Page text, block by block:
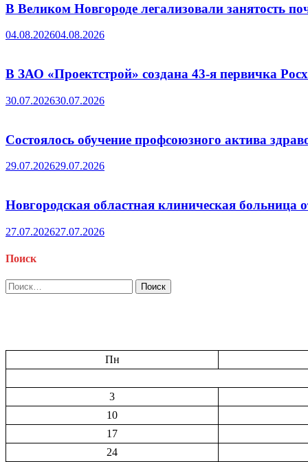
В Великом Новгороде легализовали занятость
04.08.202604.08.2026
В ЗАО «Проектстрой» создана 43-я первичка
30.07.202630.07.2026
Состоялось обучение профсоюзного актива
29.07.202629.07.2026
Новгородская областная клиническая больница
27.07.202627.07.2026
Поиск
Найти:
Пн
3
10
17
24